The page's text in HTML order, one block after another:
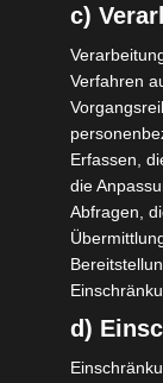
Jetzt tritt
echauffiert
Julia
habe dafür
Ärger der
jetzige
werden.“
c)
Verfahren
Erfassen,
die
Abfragen,
d)